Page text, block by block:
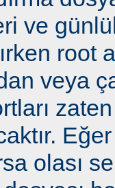
ve
root
veya
olası